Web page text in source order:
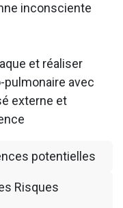
inconsciente
et réaliser
pulmonaire avec
externe et
potentielles
Risques